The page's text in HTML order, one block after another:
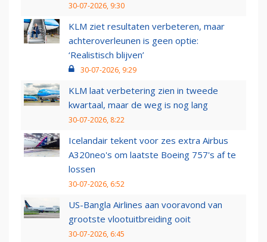
30-07-2026, 9:30
KLM ziet resultaten verbeteren, maar
achteroverleunen is geen optie:
‘Realistisch blijven’
30-07-2026, 9:29
KLM laat verbetering zien in tweede
kwartaal, maar de weg is nog lang
30-07-2026, 8:22
Icelandair tekent voor zes extra Airbus
A320neo's om laatste Boeing 757's af te
lossen
30-07-2026, 6:52
US-Bangla Airlines aan vooravond van
grootste vlootuitbreiding ooit
30-07-2026, 6:45